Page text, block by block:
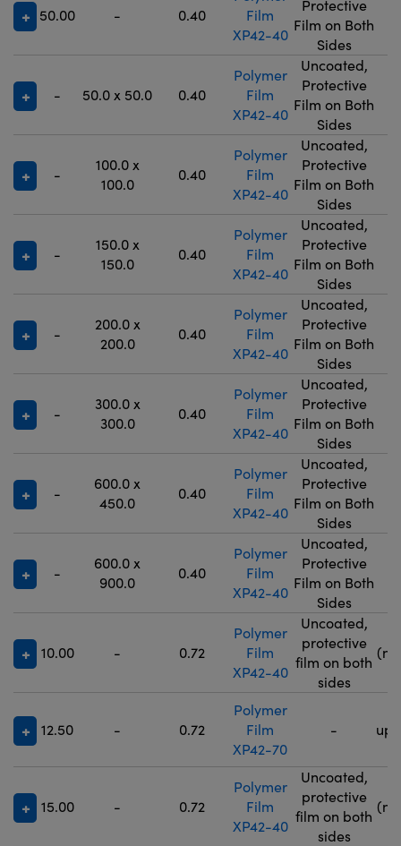
50.00 - 0.40
Film
XP42-40
Protective
Film on Both
Sides
- 50.0 x 50.0 0.40
Polymer
Film
XP42-40
Uncoated,
Protective
Film on Both
Sides
-
100.0 x
100.0
0.40
Polymer
Film
XP42-40
Uncoated,
Protective
Film on Both
Sides
-
150.0 x
150.0
0.40
Polymer
Film
XP42-40
Uncoated,
Protective
Film on Both
Sides
-
200.0 x
200.0
0.40
Polymer
Film
XP42-40
Uncoated,
Protective
Film on Both
Sides
-
300.0 x
300.0
0.40
Polymer
Film
XP42-40
Uncoated,
Protective
Film on Both
Sides
-
600.0 x
450.0
0.40
Polymer
Film
XP42-40
Uncoated,
Protective
Film on Both
Sides
-
600.0 x
900.0
0.40
Polymer
Film
XP42-40
Uncoated,
Protective
Film on Both
Sides
10.00 - 0.72
Polymer
Film
XP42-40
Uncoated,
protective
film on both
sides
12.50 - 0.72
Polymer
Film
XP42-70
- up
15.00 - 0.72
Polymer
Film
XP42-40
Uncoated,
protective
film on both
sides